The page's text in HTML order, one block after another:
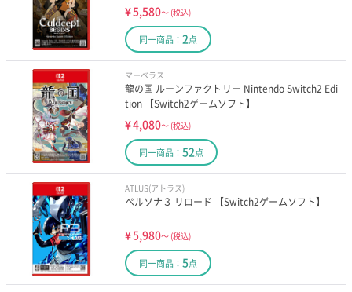
¥5,580～ (税込)
同一商品： 2点
マーベラス
龍の国 ルーンファクトリー Nintendo Switch2 Edi
tion 【Switch2ゲームソフト】
¥4,080～ (税込)
同一商品： 52点
ATLUS(アトラス)
ペルソナ３ リロード 【Switch2ゲームソフト】
¥5,980～ (税込)
同一商品： 5点